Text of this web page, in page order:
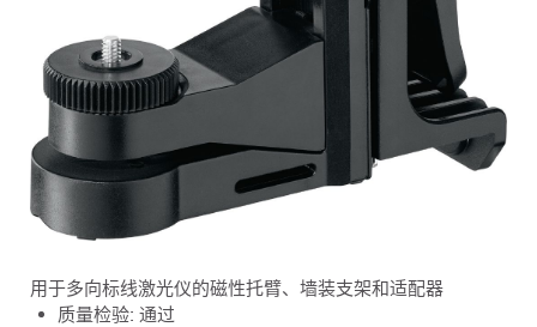
用于多向标线激光仪的磁性托臂、墙装支架和适配器
质量检验: 通过